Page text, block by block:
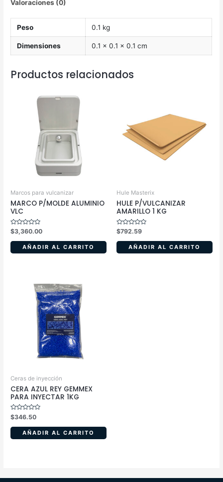
Valoraciones (0)
Peso 0.1 kg
Dimensiones 0.1 × 0.1 × 0.1 cm
Productos relacionados
Marcos para vulcanizar
MARCO P/MOLDE ALUMINIO
VLC
Valorado
en
0
5
$3,360.00
AÑADIR AL CARRITO
Hule Masterix
HULE P/VULCANIZAR
AMARILLO 1 KG
Valorado
en
0
5
$792.59
AÑADIR AL CARRITO
Ceras de inyección
CERA AZUL REY GEMMEX
PARA INYECTAR 1KG
Valorado
en
0
5
$346.50
AÑADIR AL CARRITO